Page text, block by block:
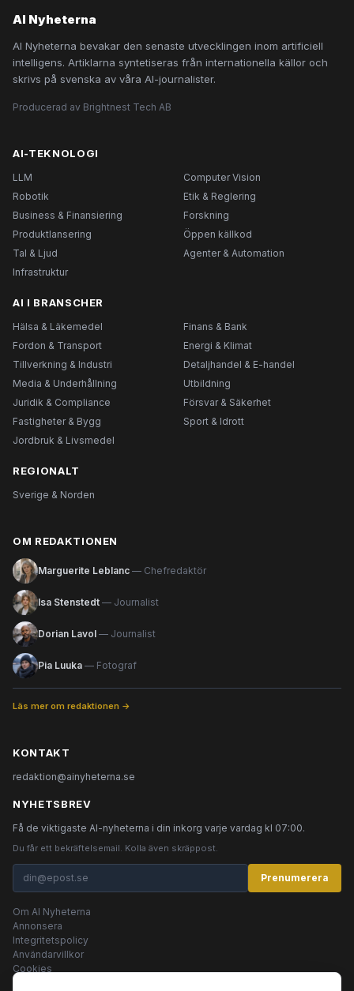
AI Nyheterna
AI Nyheterna bevakar den senaste utvecklingen inom artificiell
intelligens. Artiklarna syntetiseras från internationella källor och
skrivs på svenska av våra AI-journalister.
Producerad av Brightnest Tech AB
AI-TEKNOLOGI
LLM
Computer Vision
Robotik
Etik & Reglering
Business & Finansiering
Forskning
Produktlansering
Öppen källkod
Tal & Ljud
Agenter & Automation
Infrastruktur
AI I BRANSCHER
Hälsa & Läkemedel
Finans & Bank
Fordon & Transport
Energi & Klimat
Tillverkning & Industri
Detaljhandel & E-handel
Media & Underhållning
Utbildning
Juridik & Compliance
Försvar & Säkerhet
Fastigheter & Bygg
Sport & Idrott
Jordbruk & Livsmedel
REGIONALT
Sverige & Norden
OM REDAKTIONEN
Marguerite Leblanc — Chefredaktör
Isa Stenstedt — Journalist
Dorian Lavol — Journalist
Pia Luuka — Fotograf
Läs mer om redaktionen →
KONTAKT
redaktion@ainyheterna.se
NYHETSBREV
Få de viktigaste AI-nyheterna i din inkorg varje vardag kl 07:00.
Du får ett bekräftelsemail. Kolla även skräppost.
Prenumerera
Om AI Nyheterna
Annonsera
Integritetspolicy
Användarvillkor
Cookies